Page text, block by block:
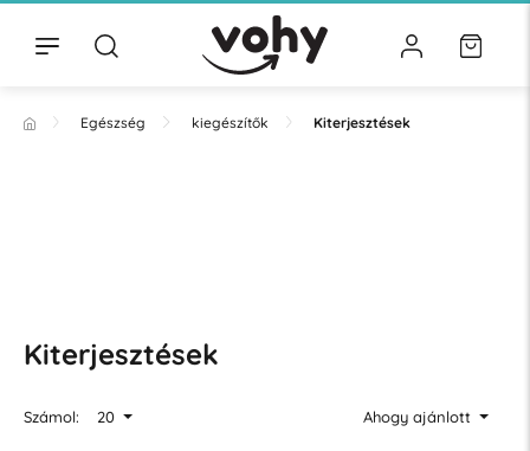
Egészség kiegészítők Kiterjesztések
Kiterjesztések
Számol: 20 Ahogy ajánlott